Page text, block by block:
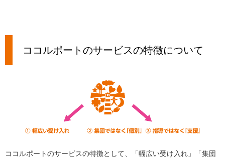
ココルポートのサービスの特徴について
ココルポートのサービスの特徴として、「幅広い受け入れ」「集団